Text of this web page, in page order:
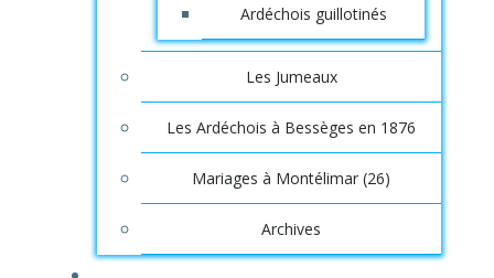
Ardéchois guillotinés
Les Jumeaux
Les Ardéchois à Bessèges en 1876
Mariages à Montélimar (26)
Archives